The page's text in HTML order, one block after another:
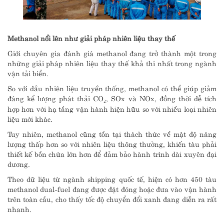
Methanol nổi lên như giải pháp nhiên liệu thay thế
Giới chuyên gia đánh giá methanol đang trở thành một trong
những giải pháp nhiên liệu thay thế khả thi nhất trong ngành
vận tải biển.
So với dầu nhiên liệu truyền thống, methanol có thể giúp giảm
đáng kể lượng phát thải CO₂, SOx và NOx, đồng thời dễ tích
hợp hơn với hạ tầng vận hành hiện hữu so với nhiều loại nhiên
liệu mới khác.
Tuy nhiên, methanol cũng tồn tại thách thức về mật độ năng
lượng thấp hơn so với nhiên liệu thông thường, khiến tàu phải
thiết kế bồn chứa lớn hơn để đảm bảo hành trình dài xuyên đại
dương.
Theo dữ liệu từ ngành shipping quốc tế, hiện có hơn 450 tàu
methanol dual-fuel đang được đặt đóng hoặc đưa vào vận hành
trên toàn cầu, cho thấy tốc độ chuyển đổi xanh đang diễn ra rất
nhanh.